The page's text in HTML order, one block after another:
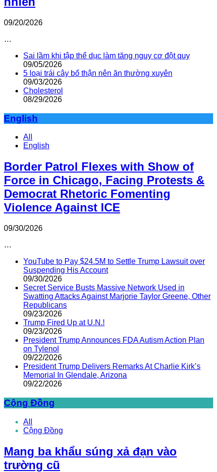
09/20/2026
…
Sai lầm khi tập thể dục làm tăng nguy cơ đột quỵ
09/05/2026
5 loại trái cây bổ thận nên ăn thường xuyên
09/03/2026
Cholesterol
08/29/2026
English
All
English
Border Patrol Flexes with Show of
Force in Chicago, Facing Protests &
Democrat Rhetoric Fomenting
Violence Against ICE
09/30/2026
…
YouTube to Pay $24.5M to Settle Trump Lawsuit over
Suspending His Account
09/30/2026
Secret Service Busts Massive Network Used in
Swatting Attacks Against Marjorie Taylor Greene, Other
Republicans
09/23/2026
Trump Fired Up at U.N.!
09/23/2026
President Trump Announces FDA Autism Action Plan
on Tylenol
09/22/2026
President Trump Delivers Remarks At Charlie Kirk’s
Memorial In Glendale, Arizona
09/22/2026
Cộng Đồng
All
Cộng Đồng
Mang ba khẩu súng xả đạn vào
trường cũ